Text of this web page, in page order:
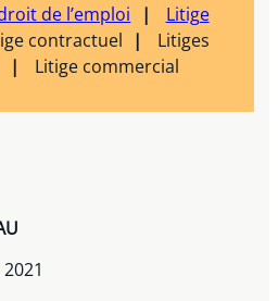
de l’emploi
Litige
contractuel
Litiges
Litige commercial